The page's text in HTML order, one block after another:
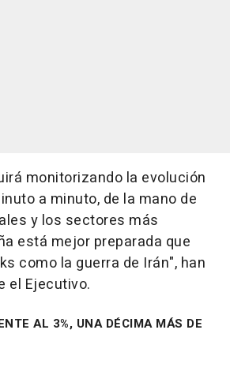
monitorizando la evolución
a minuto, de la mano de
y los sectores más
está mejor preparada que
como la guerra de Irán", han
el Ejecutivo.
AL 3%, UNA DÉCIMA MÁS DE